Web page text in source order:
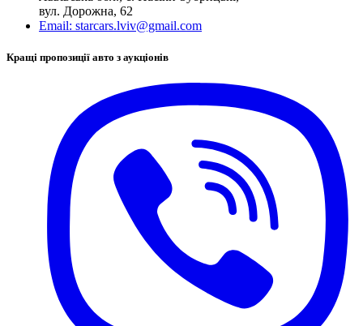
вул. Дорожна, 62
Email: starcars.lviv@gmail.com
Кращі пропозиції авто з аукціонів